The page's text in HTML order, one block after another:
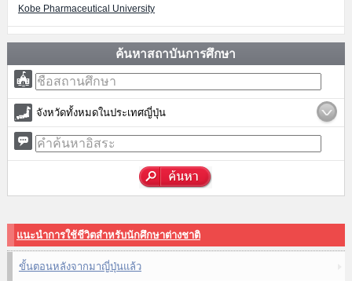
Kobe Pharmaceutical University
ค้นหาสถาบันการศึกษา
จังหวัดทั้งหมดในประเทศญี่ปุ่น
แนะนำการใช้ชีวิตสำหรับนักศึกษาต่างชาติ
ขั้นตอนหลังจากมาญี่ปุ่นแล้ว